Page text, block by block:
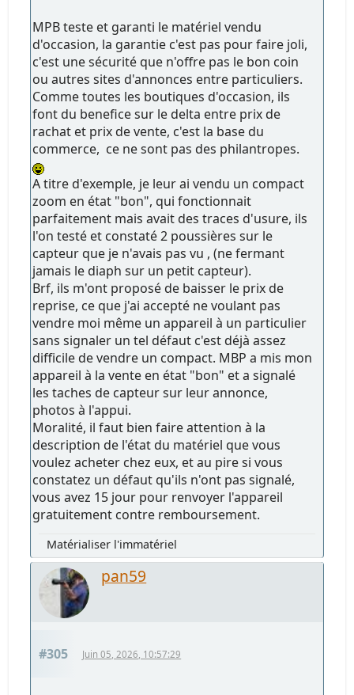
MPB teste et garanti le matériel vendu
d'occasion, la garantie c'est pas pour faire joli,
c'est une sécurité que n'offre pas le bon coin
ou autres sites d'annonces entre particuliers.
Comme toutes les boutiques d'occasion, ils
font du benefice sur le delta entre prix de
rachat et prix de vente, c'est la base du
commerce, ce ne sont pas des philantropes.
A titre d'exemple, je leur ai vendu un compact
zoom en état "bon", qui fonctionnait
parfaitement mais avait des traces d'usure, ils
l'on testé et constaté 2 poussières sur le
capteur que je n'avais pas vu , (ne fermant
jamais le diaph sur un petit capteur).
Brf, ils m'ont proposé de baisser le prix de
reprise, ce que j'ai accepté ne voulant pas
vendre moi même un appareil à un particulier
sans signaler un tel défaut c'est déjà assez
difficile de vendre un compact. MBP a mis mon
appareil à la vente en état "bon" et a signalé
les taches de capteur sur leur annonce,
photos à l'appui.
Moralité, il faut bien faire attention à la
description de l'état du matériel que vous
voulez acheter chez eux, et au pire si vous
constatez un défaut qu'ils n'ont pas signalé,
vous avez 15 jour pour renvoyer l'appareil
gratuitement contre remboursement.
Matérialiser l'immatériel
pan59
#305 Juin 05, 2026, 10:57:29